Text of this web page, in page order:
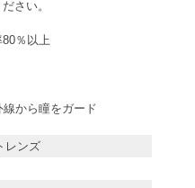
さい。
％以上
線から瞳をガード
レンズ